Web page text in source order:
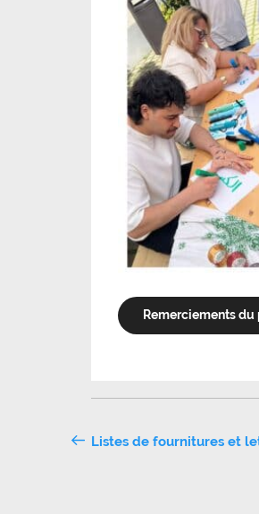
Remerciements du
Navigation
Listes de fournitures et